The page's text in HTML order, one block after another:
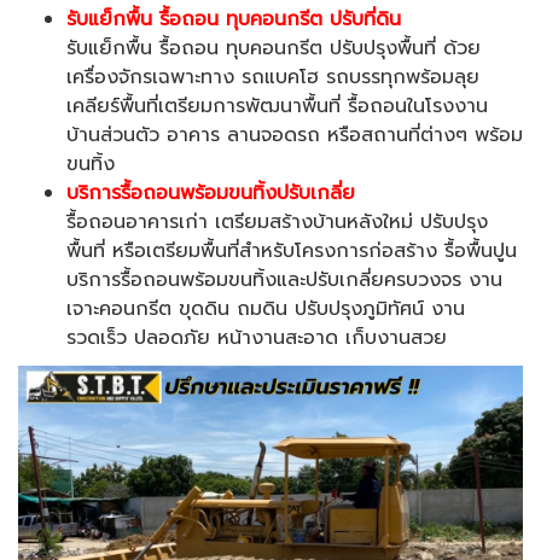
รับแย็กพื้น รื้อถอน ทุบคอนกรีต ปรับที่ดิน
รับแย็กพื้น รื้อถอน ทุบคอนกรีต ปรับปรุงพื้นที่ ด้วย
เครื่องจักรเฉพาะทาง รถแบคโฮ รถบรรทุกพร้อมลุย
เคลียร์พื้นที่เตรียมการพัฒนาพื้นที่ รื้อถอนในโรงงาน
บ้านส่วนตัว อาคาร ลานจอดรถ หรือสถานที่ต่างๆ พร้อม
ขนทิ้ง
บริการรื้อถอนพร้อมขนทิ้งปรับเกลี่ย
รื้อถอนอาคารเก่า เตรียมสร้างบ้านหลังใหม่ ปรับปรุง
พื้นที่ หรือเตรียมพื้นที่สำหรับโครงการก่อสร้าง รื้อพื้นปูน
บริการรื้อถอนพร้อมขนทิ้งและปรับเกลี่ยครบวงจร งาน
เจาะคอนกรีต ขุดดิน ถมดิน ปรับปรุงภูมิทัศน์ งาน
รวดเร็ว ปลอดภัย หน้างานสะอาด เก็บงานสวย